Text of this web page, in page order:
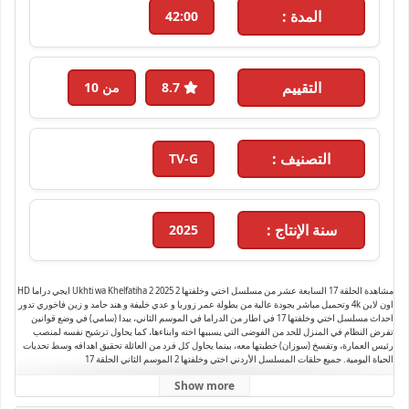
المدة : 42:00
التقييم 8.7 من 10
التصنيف : TV-G
سنة الإنتاج : 2025
مشاهدة الحلقة 17 السابعة عشر من مسلسل اختي وخلفتها 2 Ukhti wa Khelfatiha 2 2025 ايجي دراما HD
اون لاين 4k وتحميل مباشر بجودة عالية من بطولة عمر زوربا و عدي خليفة و هند حامد و زين فاخوري تدور
احداث مسلسل اختي وخلفتها 17 في اطار من الدراما في الموسم الثاني، يبدا (سامي) في وضع قوانين
تفرض النظام في المنزل للحد من الفوضى التي يسببها اخته وابناءها، كما يحاول ترشيح نفسه لمنصب
رئيس العمارة، وتفسخ (سوزان) خطبتها معه، بينما يحاول كل فرد من العائلة تحقيق اهدافه وسط تحديات
الحياة اليومية. جميع حلقات المسلسل الأردني اختي وخلفتها 2 الموسم الثاني الحلقة 17
Show more